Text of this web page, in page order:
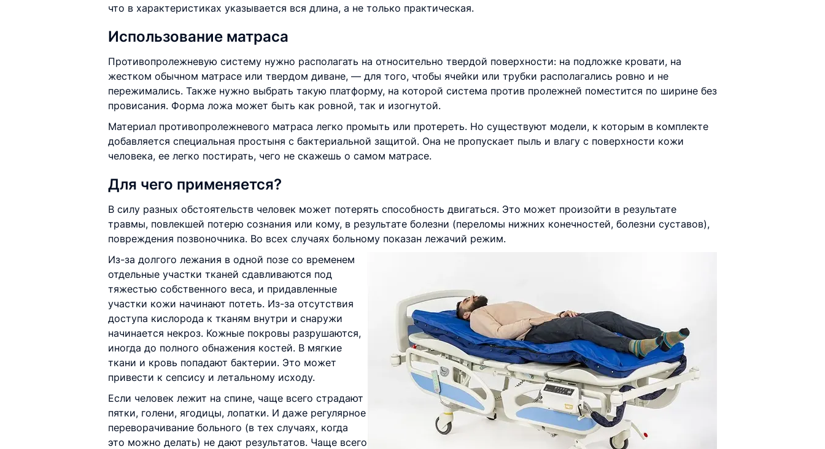
что в характеристиках указывается вся длина, а не только практическая.
Использование матраса
Противопролежневую систему нужно располагать на относительно твердой поверхности: на подложке кровати, на
жестком обычном матрасе или твердом диване, — для того, чтобы ячейки или трубки располагались ровно и не
пережимались. Также нужно выбрать такую платформу, на которой система против пролежней поместится по ширине без
провисания. Форма ложа может быть как ровной, так и изогнутой.
Материал противопролежневого матраса легко промыть или протереть. Но существуют модели, к которым в комплекте
добавляется специальная простыня с бактериальной защитой. Она не пропускает пыль и влагу с поверхности кожи
человека, ее легко постирать, чего не скажешь о самом матрасе.
Для чего применяется?
В силу разных обстоятельств человек может потерять способность двигаться. Это может произойти в результате
травмы, повлекшей потерю сознания или кому, в результате болезни (переломы нижних конечностей, болезни суставов),
повреждения позвоночника. Во всех случаях больному показан лежачий режим.
Из-за долгого лежания в одной позе со временем
отдельные участки тканей сдавливаются под
тяжестью собственного веса, и придавленные
участки кожи начинают потеть. Из-за отсутствия
доступа кислорода к тканям внутри и снаружи
начинается некроз. Кожные покровы разрушаются,
иногда до полного обнажения костей. В мягкие
ткани и кровь попадают бактерии. Это может
привести к сепсису и летальному исходу.
Если человек лежит на спине, чаще всего страдают
пятки, голени, ягодицы, лопатки. И даже регулярное
переворачивание больного (в тех случаях, когда
это можно делать) не дают результатов. Чаще всего